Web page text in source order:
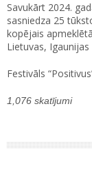
Savukārt 2024.
sasniedza 25
kopējais
Lietuvas,
Festivāls
1,076 skatījumi